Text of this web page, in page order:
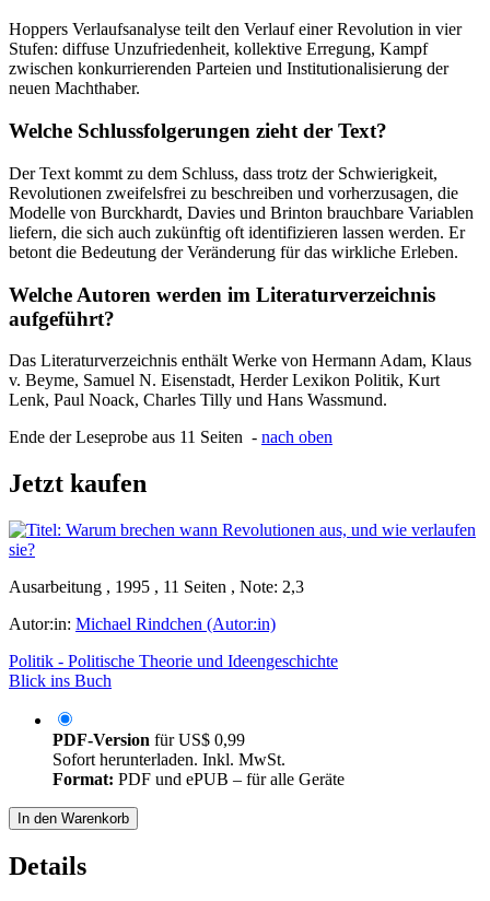
Hoppers Verlaufsanalyse teilt den Verlauf einer Revolution in vier
Stufen: diffuse Unzufriedenheit, kollektive Erregung, Kampf
zwischen konkurrierenden Parteien und Institutionalisierung der
neuen Machthaber.
Welche Schlussfolgerungen zieht der Text?
Der Text kommt zu dem Schluss, dass trotz der Schwierigkeit,
Revolutionen zweifelsfrei zu beschreiben und vorherzusagen, die
Modelle von Burckhardt, Davies und Brinton brauchbare Variablen
liefern, die sich auch zukünftig oft identifizieren lassen werden. Er
betont die Bedeutung der Veränderung für das wirkliche Erleben.
Welche Autoren werden im Literaturverzeichnis
aufgeführt?
Das Literaturverzeichnis enthält Werke von Hermann Adam, Klaus
v. Beyme, Samuel N. Eisenstadt, Herder Lexikon Politik, Kurt
Lenk, Paul Noack, Charles Tilly und Hans Wassmund.
Ende der Leseprobe aus 11 Seiten - nach oben
Jetzt kaufen
Ausarbeitung , 1995 , 11 Seiten , Note: 2,3
Autor:in: Michael Rindchen (Autor:in)
Politik - Politische Theorie und Ideengeschichte
Blick ins Buch
PDF-Version fürUS$ 0,99
Sofort herunterladen. Inkl. MwSt.
Format: PDF und ePUB – für alle Geräte
In den Warenkorb
Details